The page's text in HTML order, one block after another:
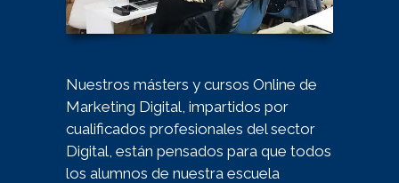
Nuestros másters y cursos Online de
Marketing Digital, impartidos por
cualificados profesionales del sector
Digital, están pensados para que todos
los alumnos de nuestra escuela